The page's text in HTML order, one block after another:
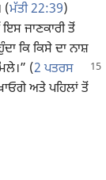
(ਮੱਤੀ 22:39)
ਜਾਣਕਾਰੀ ਤੋਂ
ਕਿ ਕਿਸੇ ਦਾ ਨਾਸ਼
(2 ਪਤਰਸ
ਅਤੇ ਪਹਿਲਾਂ ਤੋਂ